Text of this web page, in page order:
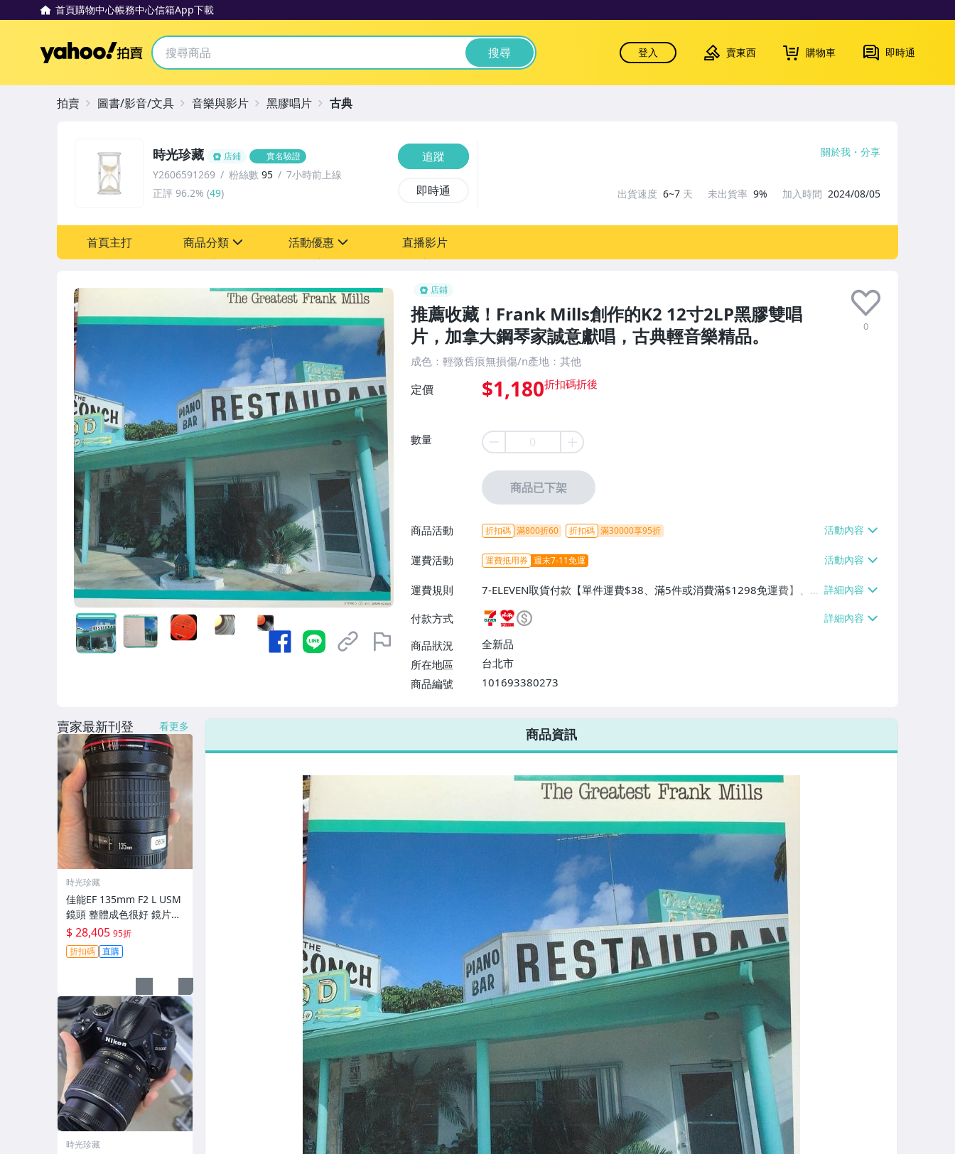
首頁購物中心帳務中心信箱App下載
Yahoo拍賣 搜尋 登入 賣東西 購物車 即時通
店鋪
推薦收藏！Frank Mills創作的K2 12寸2LP黑膠雙唱
片，加拿大鋼琴家誠意獻唱，古典輕音樂精品。
0
成色：輕微舊痕無損傷/n產地：其他
定價 $1,180
數量
商品已下架
商品活動 折扣碼 滿800折60 折扣碼 滿30000享95折
運費活動 運費抵用券 週末7-11免運
運費規則
7-ELEVEN取貨付款【單件運費$38、滿5件或消費滿$1298免運費】、7-
ELEVEN取貨不付款【免運費】、萊爾富取貨付款【單件運費$60、滿5件
或消費滿$1298免運費】、宅配/貨運【單件運費$120、滿5件或消費滿
$1598免運費】
付款方式
商品狀況
全新品
所在地區
台北市
商品編號
101693380273
7-ELEVEN 運費只要38元
不限金額、筆數，筆筆優惠無限次！
時光珍藏 店鋪 實名驗證
Y2606591269 粉絲數 95
7小時前上線
正評 96.2% (49)
追蹤
即時通
關於我 分享
出貨速度 6~7 天 未出貨率 9% 加入時間 2024/08/05
首頁主打 商品分類 活動優惠 直播影片
拍賣 圖書/影音/文具 音樂與影片 黑膠唱片 古典
商品資訊
賣家最新刊登 看更多
時光珍藏
佳能EF 135mm F2 L USM
鏡頭 整體成色很好 鏡片完
美無劃痕 功能一切正常 無
拆修無-3430
$ 28,405 95折
折扣碼 直購
時光珍藏